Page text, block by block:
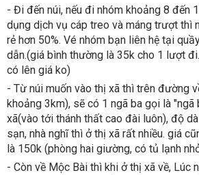
- Đi đến núi, nếu đi nhóm khoảng 8 đến
dụng dịch vụ cáp treo và máng trượt thì
rẻ hơn 50%. Vé nhóm bạn liên hệ tại
dẫn.(giá bình thường là 35k cho 1 lượt
có lên giá ko)
- Từ núi muốn vào thị xã thì trên đường
khoảng 3km), sẽ có 1 ngã ba gọi là "ngã
xã(vào tới thánh thất cao đài luôn), độ
sạn, nhà nghĩ thì ở thị xã rất nhiều. giá
là 150k (phòng hai giường, có tủ lạnh
- Còn về Mộc Bài thì khi ở thị xã về, Lúc